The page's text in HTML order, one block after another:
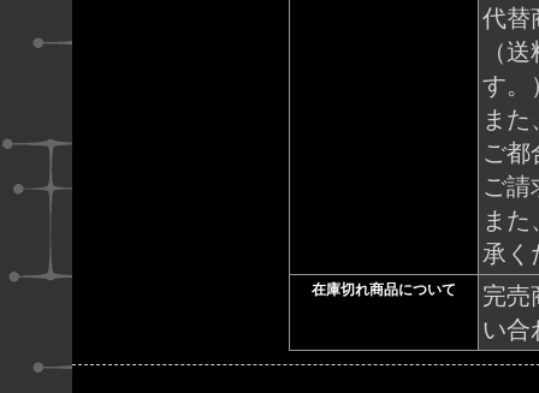
代替
（
す。
ま
ご都
ご請
ま
承く
在庫切れ商品について
完売
い合